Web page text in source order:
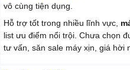
vô cùng tiện dụng.
Hỗ trợ tốt trong nhiều lĩnh vực,
list ưu điểm nổi trội. Chưa chọn
tư vấn, săn sale máy xịn, giá hời